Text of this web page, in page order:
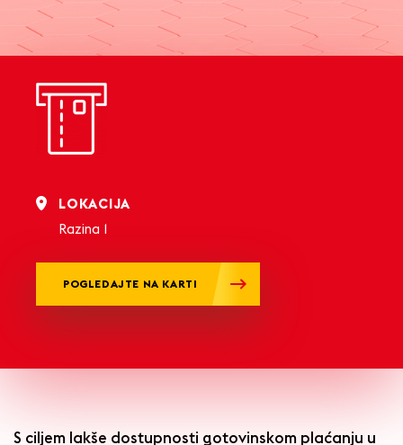
LOKACIJA
Razina 1
POGLEDAJTE NA KARTI
S ciljem lakše dostupnosti gotovinskom plaćanju u